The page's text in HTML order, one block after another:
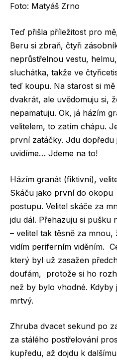
Foto: Matyáš Zrno
Teď přišla příležitost pro
Beru si zbraň, čtyři
neprůstřelnou vestu,
sluchátka, takže ve
teď koupu. Na starost si
dvakrát, ale uvědomuju si,
nepamatuju. Ok, já házím
velitelem, to zatím chápu.
první zatáčky. Jdu dopředu
uvidíme… Jdeme na to!
Házím granát (fiktivní),
Skáču jako první do okopu
postupu. Velitel skáče za
jdu dál. Přehazuju si pušku
– velitel tak těsně za
vidím periferním viděním.
který byl už zasažen
doufám, protože si ho
než by bylo vhodné. Kdyby
mrtvý.
Zhruba dvacet sekund po
za stálého postřelování
kupředu, až dojdu k